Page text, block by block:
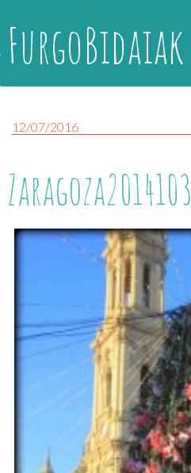
FurgoBidaiak
12/07/2016
Zaragoza2014103